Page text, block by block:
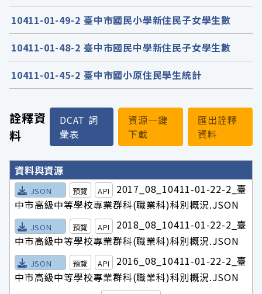
詮釋資
料
DCAT 詞
彙表
資源一鍵
下載
匯出詮釋
資料
詮釋資料詳細內容
資料與資源
JSON 預覽 API
2017_08_10411-01-22-2_臺
中市高級中等學校專業群科(職業科)科別概況.JSON
JSON 預覽 API
2018_08_10411-01-22-2_臺
中市高級中等學校專業群科(職業科)科別概況.JSON
JSON 預覽 API
2016_08_10411-01-22-2_臺
中市高級中等學校專業群科(職業科)科別概況.JSON
10411-01-49-2 臺中市國民小學新住民子女學生數
10411-01-48-2 臺中市國民中學新住民子女學生數
10411-01-45-2 臺中市國小原住民學生統計